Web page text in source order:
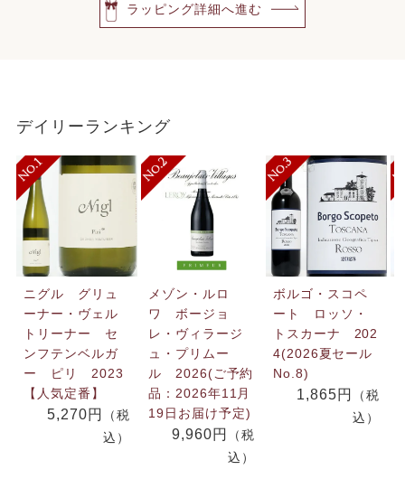
ラッピング詳細へ進む
デイリーランキング
ニグル グリュ
ーナー・ヴェル
トリーナー セ
ンフテンベルガ
ー ピリ 2023
【人気定番】
5,270円
（税
込）
メゾン・ルロ
ワ ボージョ
レ・ヴィラージ
ュ・プリムー
ル 2026(ご予約
品：2026年11月
19日お届け予定)
9,960円
（税
込）
ボルゴ・スコペ
ート ロッソ・
トスカーナ 202
4(2026夏セール
No.8)
1,865円
（税
込）